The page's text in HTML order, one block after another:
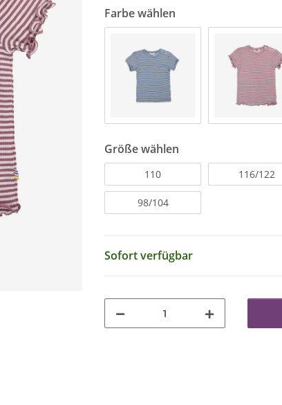
Farbe wählen
Größe wählen
110 116/122
98/104
Sofort verfügbar